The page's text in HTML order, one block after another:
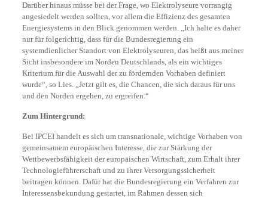
Darüber hinaus müsse bei der Frage, wo Elektrolyseure vorrangig
angesiedelt werden sollten, vor allem die Effizienz des gesamten
Energiesystems in den Blick genommen werden. „Ich halte es daher
nur für folgerichtig, dass für die Bundesregierung ein
systemdienlicher Standort von Elektrolyseuren, das heißt aus meiner
Sicht insbesondere im Norden Deutschlands, als ein wichtiges
Kriterium für die Auswahl der zu fördernden Vorhaben definiert
wurde“, so Lies. „Jetzt gilt es, die Chancen, die sich daraus für uns
und den Norden ergeben, zu ergreifen.“
Zum Hintergrund:
Bei IPCEI handelt es sich um transnationale, wichtige Vorhaben von
gemeinsamem europäischen Interesse, die zur Stärkung der
Wettbewerbsfähigkeit der europäischen Wirtschaft, zum Erhalt ihrer
Technologieführerschaft und zu ihrer Versorgungssicherheit
beitragen können. Dafür hat die Bundesregierung ein Verfahren zur
Interessensbekundung gestartet, im Rahmen dessen sich